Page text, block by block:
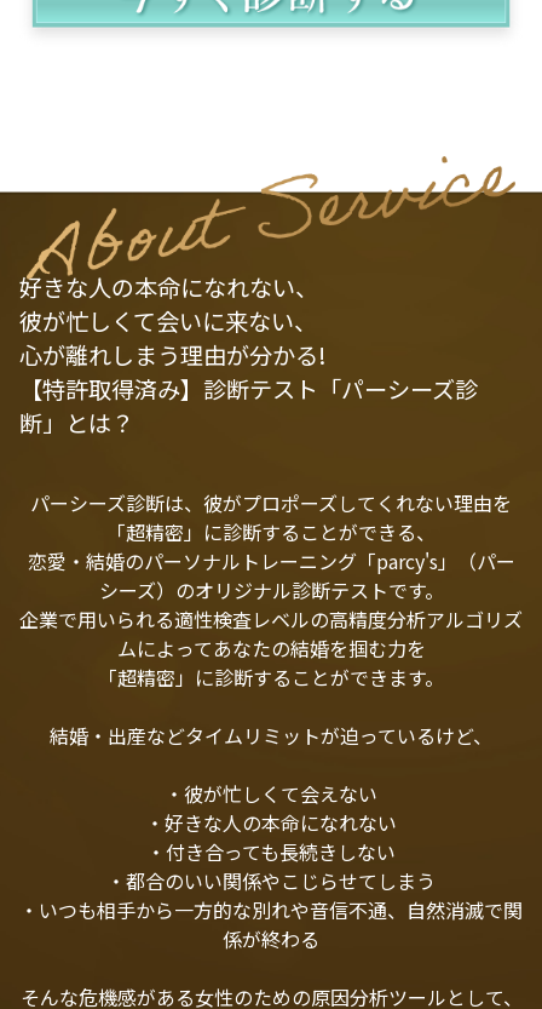
好きな人の本命になれない、
彼が忙しくて会いに来ない、
心が離れしまう理由が分かる!
【特許取得済み】診断テスト「パーシーズ診
断」とは？
パーシーズ診断は、彼がプロポーズしてくれない理由を
「超精密」に診断することができる、
恋愛・結婚のパーソナルトレーニング「parcy's」（パー
シーズ）のオリジナル診断テストです。
企業で用いられる適性検査レベルの高精度分析アルゴリズ
ムによってあなたの結婚を掴む力を
「超精密」に診断することができます。
結婚・出産などタイムリミットが迫っているけど、
・彼が忙しくて会えない
・好きな人の本命になれない
・付き合っても長続きしない
・都合のいい関係やこじらせてしまう
・いつも相手から一方的な別れや音信不通、自然消滅で関
係が終わる
そんな危機感がある女性のための原因分析ツールとして、